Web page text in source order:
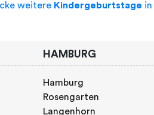
weitere Kindergeburtstage
HAMBURG
Hamburg
Rosengarten
Langenhorn